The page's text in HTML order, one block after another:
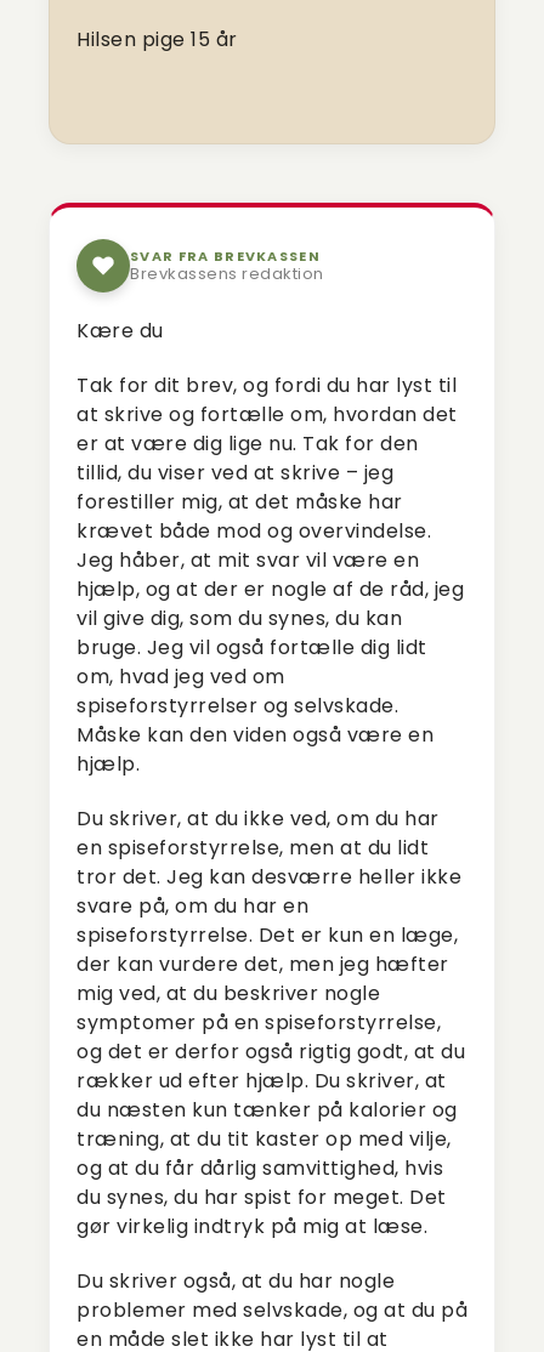
Hilsen pige 15 år
SVAR FRA BREVKASSEN
Brevkassens redaktion
Kære du
Tak for dit brev, og fordi du har lyst til
at skrive og fortælle om, hvordan det
er at være dig lige nu. Tak for den
tillid, du viser ved at skrive – jeg
forestiller mig, at det måske har
krævet både mod og overvindelse.
Jeg håber, at mit svar vil være en
hjælp, og at der er nogle af de råd, jeg
vil give dig, som du synes, du kan
bruge. Jeg vil også fortælle dig lidt
om, hvad jeg ved om
spiseforstyrrelser og selvskade.
Måske kan den viden også være en
hjælp.
Du skriver, at du ikke ved, om du har
en spiseforstyrrelse, men at du lidt
tror det. Jeg kan desværre heller ikke
svare på, om du har en
spiseforstyrrelse. Det er kun en læge,
der kan vurdere det, men jeg hæfter
mig ved, at du beskriver nogle
symptomer på en spiseforstyrrelse,
og det er derfor også rigtig godt, at du
rækker ud efter hjælp. Du skriver, at
du næsten kun tænker på kalorier og
træning, at du tit kaster op med vilje,
og at du får dårlig samvittighed, hvis
du synes, du har spist for meget. Det
gør virkelig indtryk på mig at læse.
Du skriver også, at du har nogle
problemer med selvskade, og at du på
en måde slet ikke har lyst til at